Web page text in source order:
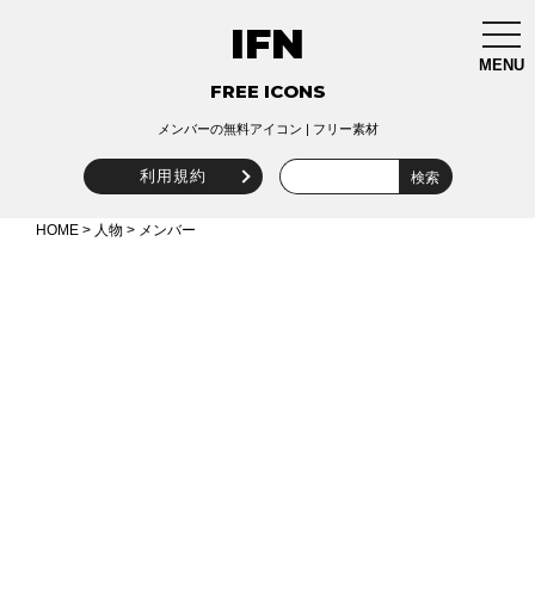
MENU
IFN
FREE ICONS
メンバーの無料アイコン | フリー素材
利用規約
HOME > 人物 > メンバー